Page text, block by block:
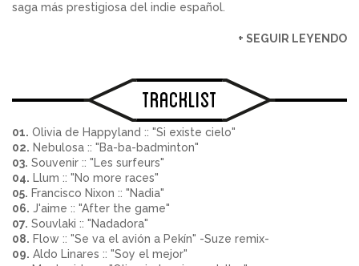
saga más prestigiosa del indie español.
+ SEGUIR LEYENDO
Tracklist
01. Olivia de Happyland :: "Si existe cielo"
02. Nebulosa :: "Ba-ba-badminton"
03. Souvenir :: "Les surfeurs"
04. Llum :: "No more races"
05. Francisco Nixon :: "Nadia"
06. J'aime :: "After the game"
07. Souvlaki :: "Nadadora"
08. Flow :: "Se va el avión a Pekín" -Suze remix-
09. Aldo Linares :: "Soy el mejor"